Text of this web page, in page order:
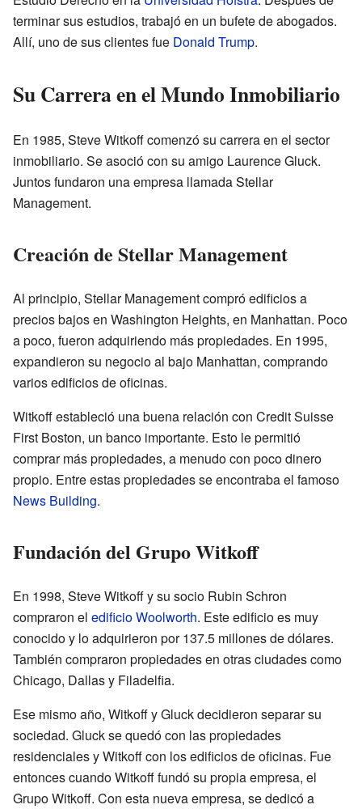
terminar sus estudios, trabajó en un bufete de abogados.
Allí, uno de sus clientes fue Donald Trump.
Su Carrera en el Mundo Inmobiliario
En 1985, Steve Witkoff comenzó su carrera en el sector
inmobiliario. Se asoció con su amigo Laurence Gluck.
Juntos fundaron una empresa llamada Stellar
Management.
Creación de Stellar Management
Al principio, Stellar Management compró edificios a
precios bajos en Washington Heights, en Manhattan. Poco
a poco, fueron adquiriendo más propiedades. En 1995,
expandieron su negocio al bajo Manhattan, comprando
varios edificios de oficinas.
Witkoff estableció una buena relación con Credit Suisse
First Boston, un banco importante. Esto le permitió
comprar más propiedades, a menudo con poco dinero
propio. Entre estas propiedades se encontraba el famoso
News Building.
Fundación del Grupo Witkoff
En 1998, Steve Witkoff y su socio Rubin Schron
compraron el edificio Woolworth. Este edificio es muy
conocido y lo adquirieron por 137.5 millones de dólares.
También compraron propiedades en otras ciudades como
Chicago, Dallas y Filadelfia.
Ese mismo año, Witkoff y Gluck decidieron separar su
sociedad. Gluck se quedó con las propiedades
residenciales y Witkoff con los edificios de oficinas. Fue
entonces cuando Witkoff fundó su propia empresa, el
Grupo Witkoff. Con esta nueva empresa, se dedicó a